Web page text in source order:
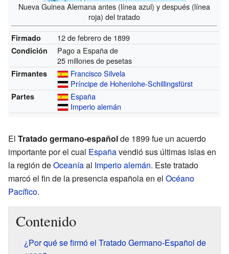
Nueva Guinea Alemana antes (línea azul) y después (línea
roja) del tratado
Firmado 12 de febrero de 1899
Condición
Pago a España de
25 millones de pesetas
Firmantes
Francisco Silvela
Príncipe de Hohenlohe-Schillingsfürst
Partes
España
Imperio alemán
El Tratado germano-españolde 1899 fue un acuerdo
importante por el cual Españavendió sus últimas islas en
la región deOceaníaal Imperio alemán. Este tratado
marcó el fin de la presencia española en el Océano
Pacífico.
Contenido
¿Por qué se firmó el Tratado Germano-Español de